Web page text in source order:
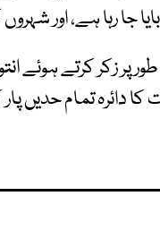
جا رہا ہے، اور
زکر کرتے ہوئے
کا دائرہ تمام حدیں